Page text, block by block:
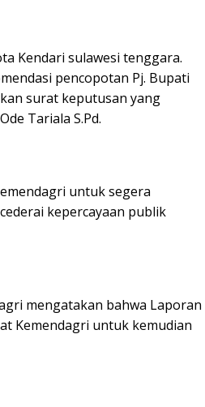
Kendari sulawesi tenggara.
pencopotan Pj. Bupati
surat keputusan yang
Tariala S.Pd.
untuk segera
kepercayaan publik
mengatakan bahwa Laporan
Kemendagri untuk kemudian